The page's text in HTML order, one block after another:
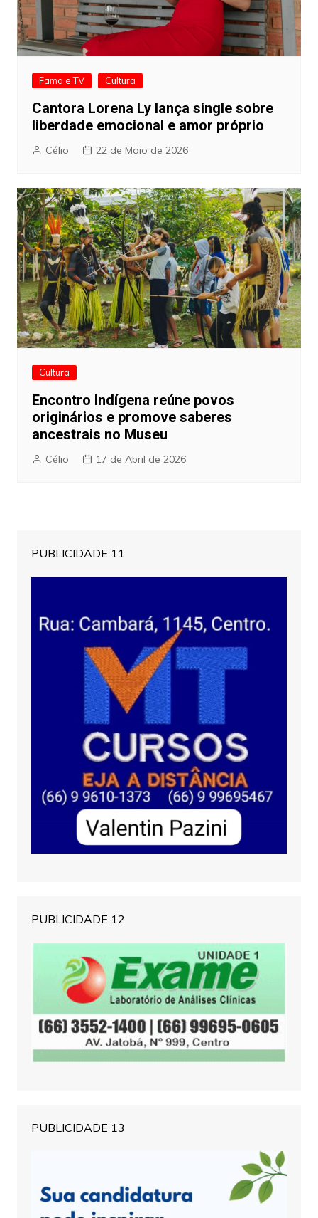
Fama e TV Cultura
Cantora Lorena Ly lança single sobre
liberdade emocional e amor próprio
Célio 22 de Maio de 2026
Cultura
Encontro Indígena reúne povos
originários e promove saberes
ancestrais no Museu
Célio 17 de Abril de 2026
PUBLICIDADE 11
PUBLICIDADE 12
PUBLICIDADE 13